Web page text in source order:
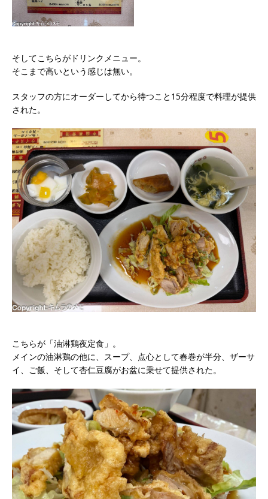
そしてこちらがドリンクメニュー。
そこまで高いという感じは無い。
スタッフの方にオーダーしてから待つこと15分程度で料理が提供
された。
こちらが「油淋鶏夜定食」。
メインの油淋鶏の他に、スープ、点心として春巻が半分、ザーサ
イ、ご飯、そして杏仁豆腐がお盆に乗せて提供された。